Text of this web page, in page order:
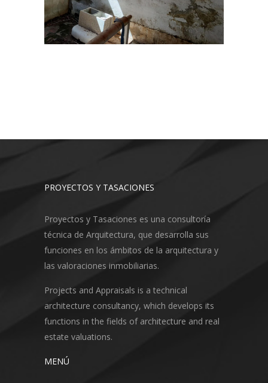
PROYECTOS Y TASACIONES
Proyectos y Tasaciones es una consultoría
técnica de Arquitectura, que desarrolla sus
funciones en los ámbitos de la arquitectura y
las valoraciones inmobiliarias.
Projects and Appraisals is a technical
architecture consultancy, which develops its
functions in the fields of architecture and real
estate valuations.
MENÚ